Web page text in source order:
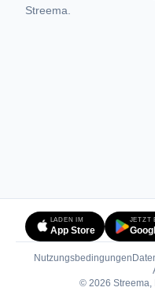
Streema.
LADEN IM
App Store
JETZT
Nutzungsbedingungen
© 2026 Streema,